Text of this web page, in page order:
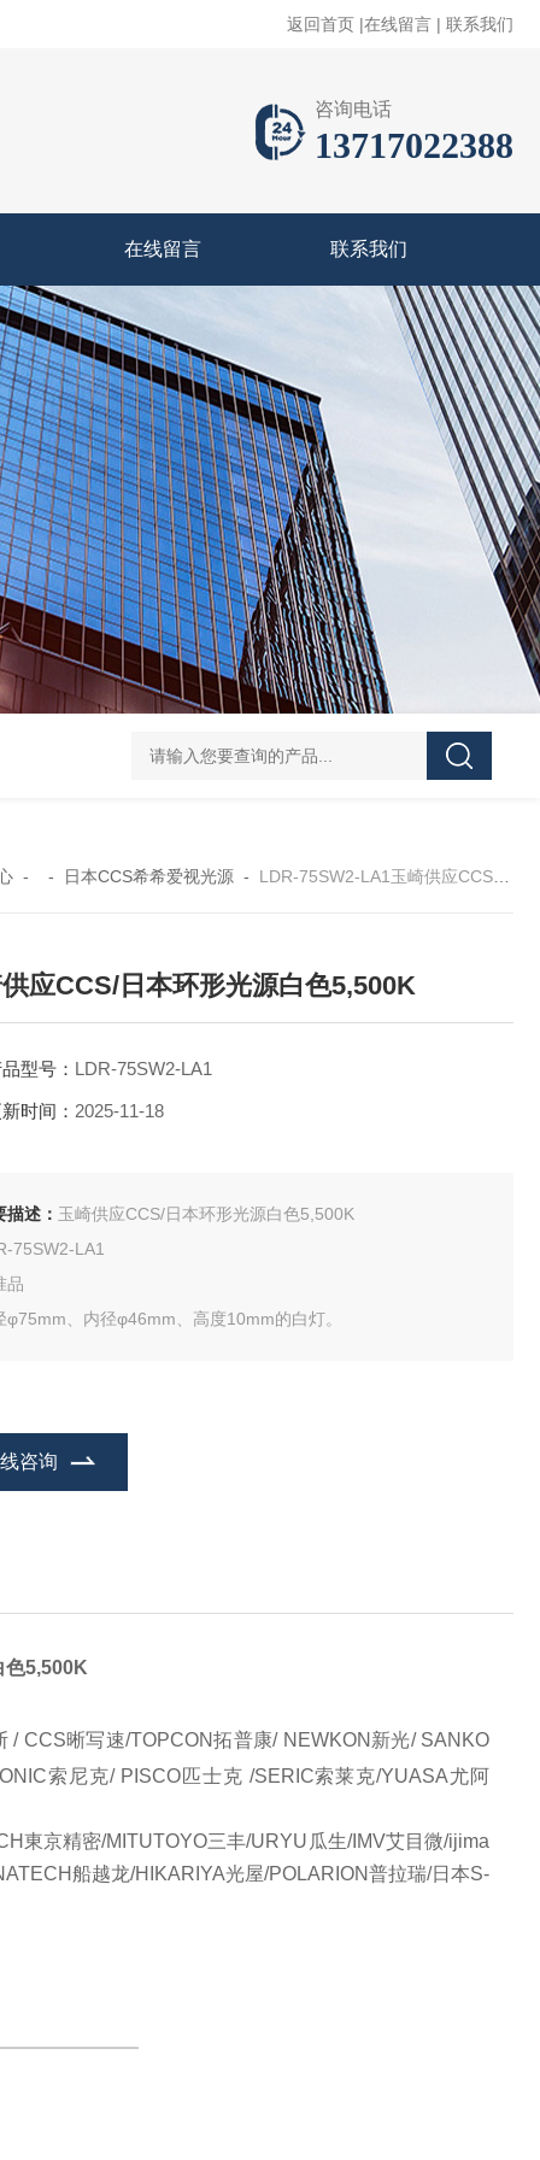
返回首页 |在线留言 | 联系我们
咨询电话
13717022388
在线留言 联系我们
当天发货AND爱安德分析电子天平 SJ-210当天发货三丰/Mitutoyo
- - 日本CCS希希爱视光源- LDR-75SW2-LA1玉崎供应CCS/日本环形光源白色5,500K
应CCS/日本环形光源白色5,500K
型号： LDR-75SW2-LA1
时间： 2025-11-18
描述： 玉崎供应CCS/日本环形光源白色5,500K
75SW2-LA1
品
φ75mm、内径φ46mm、高度10mm的白灯。
咨询
色5,500K
CCS晰写速/TOPCON拓普康/ NEWKON新光/ SANKO
索尼克/ PISCO匹士克 /SERIC索莱克/YUASA尤阿
東京精密/MITUTOYO三丰/URYU瓜生/IMV艾目微/ijima
船越龙/HIKARIYA光屋/POLARION普拉瑞/日本S-